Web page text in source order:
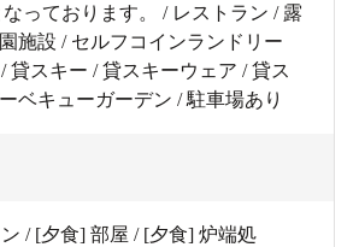
っております。 / レストラン / 露
施設 / セルフコインランドリー
貸スキー / 貸スキーウェア / 貸ス
ベキューガーデン / 駐車場あり
/ [夕食] 部屋 / [夕食] 炉端処